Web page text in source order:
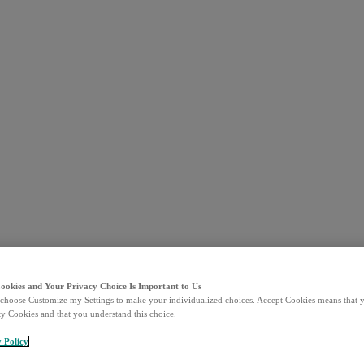
and Your Privacy Choice Is Important to Us
Customize my Settings to make your individualized choices. Accept Cookies means that
Cookies and that you understand this choice.
Policy